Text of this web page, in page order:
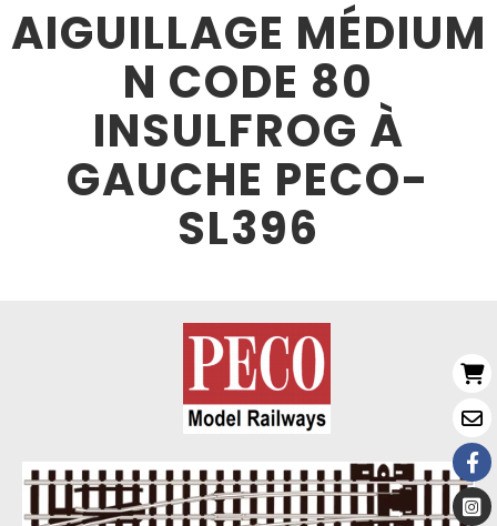
AIGUILLAGE MÉDIUM
N CODE 80
INSULFROG À
GAUCHE PECO-
SL396